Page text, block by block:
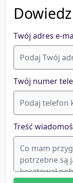
Twój adres e-
Twój numer
Treść